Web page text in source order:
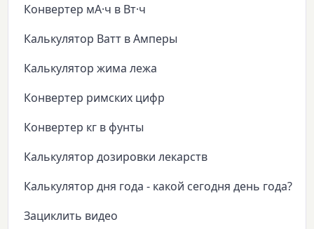
Конвертер мА·ч в Вт·ч
Калькулятор Ватт в Амперы
Калькулятор жима лежа
Конвертер римских цифр
Конвертер кг в фунты
Калькулятор дозировки лекарств
Калькулятор дня года - какой сегодня день года?
Зациклить видео